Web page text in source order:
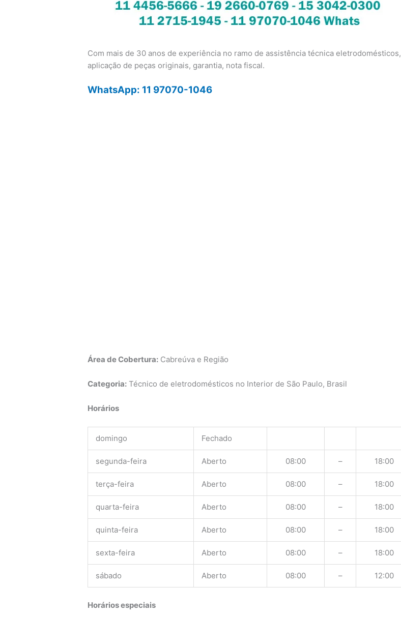
Com mais de 30 anos de experiência no ramo de assistência técnica eletrodomésticos,
aplicação de peças originais, garantia, nota fiscal.
WhatsApp: 11 97070-1046
Área de Cobertura: Cabreúva e Região
Categoria: Técnico de eletrodomésticos no Interior de São Paulo, Brasil
Horários
domingo Fechado
segunda-feira Aberto 08:00 – 18:00
terça-feira Aberto 08:00 – 18:00
quarta-feira Aberto 08:00 – 18:00
quinta-feira Aberto 08:00 – 18:00
sexta-feira Aberto 08:00 – 18:00
sábado Aberto 08:00 – 12:00
Horários especiais